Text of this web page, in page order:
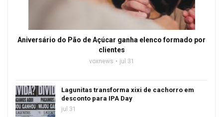
Aniversário do Pão de Açúcar ganha elenco formado por
clientes
voxnews jul 31
Lagunitas transforma xixi de cachorro em
desconto para IPA Day
jul 31